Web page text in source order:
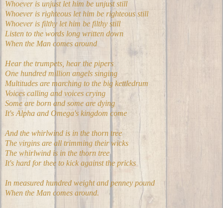
Whoever is unjust let him be unjust still
Whoever is righteous let him be righteous still
Whoever is filthy let him be filthy still
Listen to the words long written down
When the Man comes around
Hear the trumpets, hear the pipers
One hundred million angels singing
Multitudes are marching to the big kettledrum
Voices calling and voices crying
Some are born and some are dying
It's Alpha and Omega's kingdom come
And the whirlwind is in the thorn tree
The virgins are all trimming their wicks
The whirlwind is in the thorn tree
It's hard for thee to kick against the pricks
In measured hundred weight and penney pound
When the Man comes around.